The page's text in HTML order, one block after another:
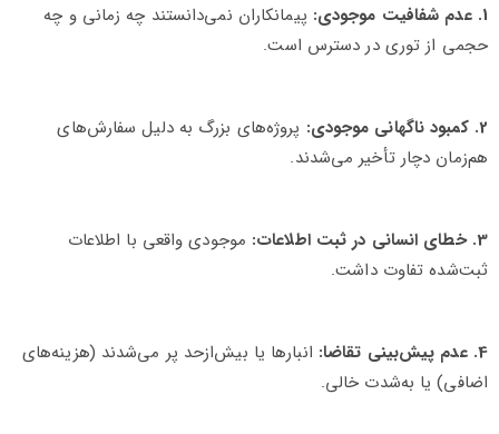
1. عدم شفافیت موجودی:
پیمانکاران نمی‌دانستند چه زمانی و چه
حجمی از توری در دسترس است.
2. کمبود ناگهانی موجودی:
پروژه‌های بزرگ به دلیل سفارش‌های
هم‌زمان دچار تأخیر می‌شدند.
3. خطای انسانی در ثبت اطلاعات:
موجودی واقعی با اطلاعات
ثبت‌شده تفاوت داشت.
4. عدم پیش‌بینی تقاضا:
انبارها یا بیش‌ازحد پر می‌شدند (هزینه‌های
اضافی) یا به‌شدت خالی.